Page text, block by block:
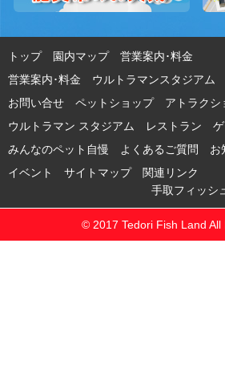
トップ 園内マップ
営業案内･料金
営業案内･料金 ウルトラマンスタジアム
お問い合せ
ペットショップ アトラクシ
ウルトラマン スタジアム
レストラン
みんなのペット自慢
よくあるご質問 お
イベント
サイトマップ
関連リンク
手取フィッシ
© 2017 Tedori Fish Land All